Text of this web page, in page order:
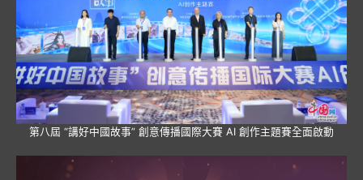
第八屆 “講好中國故事” 創意傳播國際大賽 AI 創作主題賽全面啟動